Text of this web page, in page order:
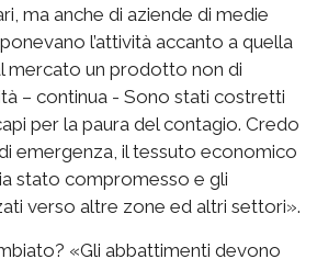
ma anche di aziende di medie
l’attività accanto a quella
mercato un prodotto non di
– continua - Sono stati costretti
per la paura del contagio. Credo
emergenza, il tessuto economico
stato compromesso e gli
verso altre zone ed altri settori».
«Gli abbattimenti devono